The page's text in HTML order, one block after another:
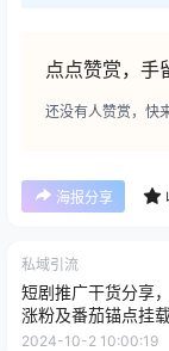
点点赞赏，手
还没有人赞赏，快
海报分享
私域引流
短剧推广干货分享
涨粉及番茄锚点挂
2024-10-2 10:00:19